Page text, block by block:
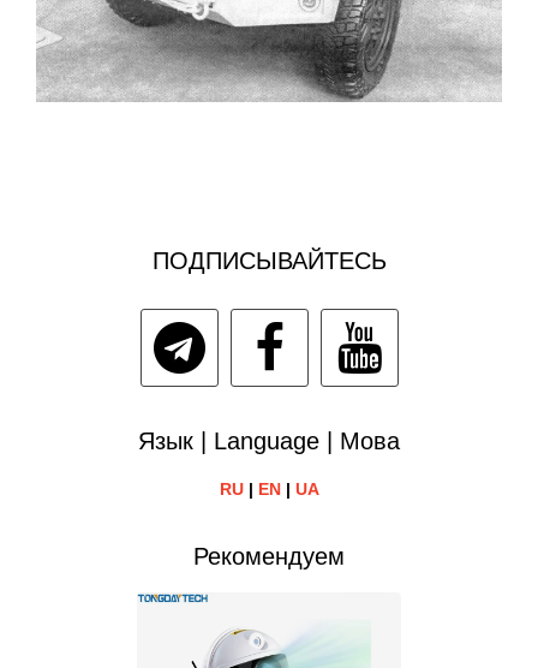
ПОДПИСЫВАЙТЕСЬ
Язык | Language | Мова
RU| EN| UA
Рекомендуем